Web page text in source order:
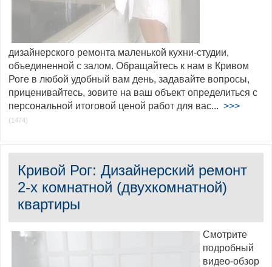
дизайнерского ремонта маленькой кухни-студии,
объединенной с залом. Обращайтесь к нам в Кривом
Роге в любой удобный вам день, задавайте вопросы,
приценивайтесь, зовите на ваш объект определиться с
персональной итоговой ценой работ для вас... >>>
(1474)
Кривой Рог: Дизайнерский ремонт
2-х комнатной (двухкомнатной)
квартиры
Смотрите
подробный
видео-обзор